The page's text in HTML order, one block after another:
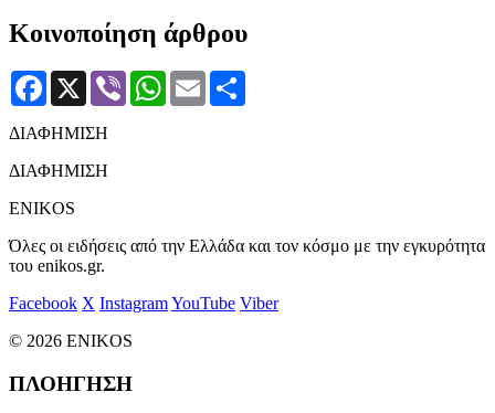
Κοινοποίηση άρθρου
Facebook
X Viber WhatsApp
Email
ΔΙΑΦΗΜΙΣΗ
ΔΙΑΦΗΜΙΣΗ
ENIKOS
Όλες οι ειδήσεις από την Ελλάδα και τον κόσμο με την εγκυρότητα
του enikos.gr.
Facebook X InstagramYouTube Viber
© 2026 ENIKOS
ΠΛΟΗΓΗΣΗ